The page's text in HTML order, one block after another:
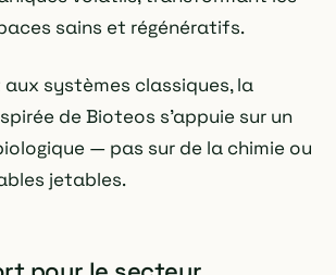
sains et régénératifs.
systèmes classiques, la
de Bioteos s'appuie sur un
— pas sur de la chimie ou
jetables.